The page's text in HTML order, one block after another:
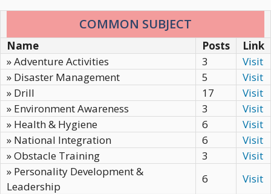
COMMON SUBJECT
Name Posts
Link
» Adventure Activities
3
Visit
» Disaster Management
5
Visit
» Drill
17
Visit
» Environment Awareness
3
Visit
» Health & Hygiene
6
Visit
» National Integration
6
Visit
» Obstacle Training
3
Visit
» Personality Development &
Leadership
6
Visit